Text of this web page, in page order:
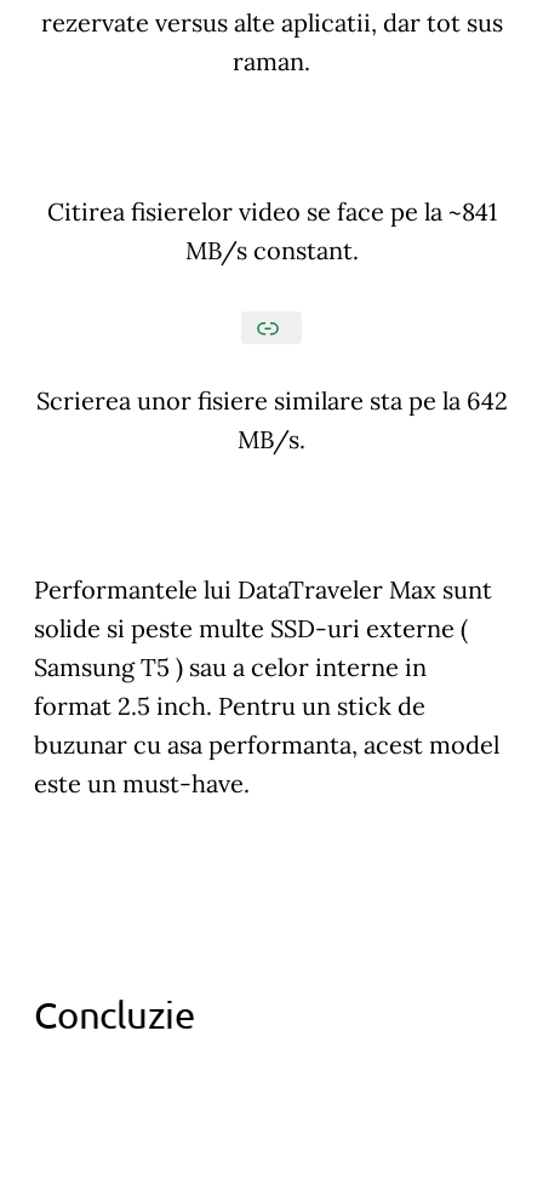
rezervate versus alte aplicatii, dar tot sus
raman.
Citirea fisierelor video se face pe la ~841
MB/s constant.
Scrierea unor fisiere similare sta pe la 642
MB/s.
Performantele lui DataTraveler Max sunt
solide si peste multe SSD-uri externe (
Samsung T5 ) sau a celor interne in
format 2.5 inch. Pentru un stick de
buzunar cu asa performanta, acest model
este un must-have.
Concluzie